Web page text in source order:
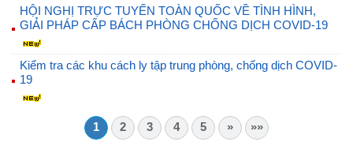
HỘI NGHỊ TRỰC TUYẾN TOÀN QUỐC VỀ TÌNH HÌNH,
GIẢI PHÁP CẤP BÁCH PHÒNG CHỐNG DỊCH COVID-19
Kiểm tra các khu cách ly tập trung phòng, chống dịch COVID-
19
1 2 3 4 5 » »»